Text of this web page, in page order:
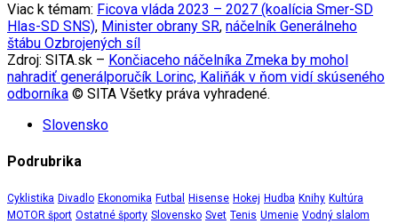
Viac k témam: Ficova vláda 2023 – 2027 (koalícia Smer-SD
Hlas-SD SNS), Minister obrany SR, náčelník Generálneho
štábu Ozbrojených síl
Zdroj: SITA.sk – Končiaceho náčelníka Zmeka by mohol
nahradiť generálporučík Lorinc, Kaliňák v ňom vidí skúseného
odborníka © SITA Všetky práva vyhradené.
Slovensko
Podrubrika
Cyklistika Divadlo Ekonomika Futbal Hisense Hokej Hudba Knihy Kultúra
MOTOR šport Ostatné športy Slovensko Svet Tenis Umenie Vodný slalom